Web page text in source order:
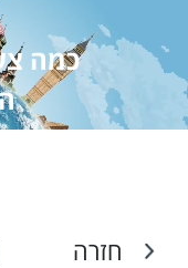
כמה
חזרה